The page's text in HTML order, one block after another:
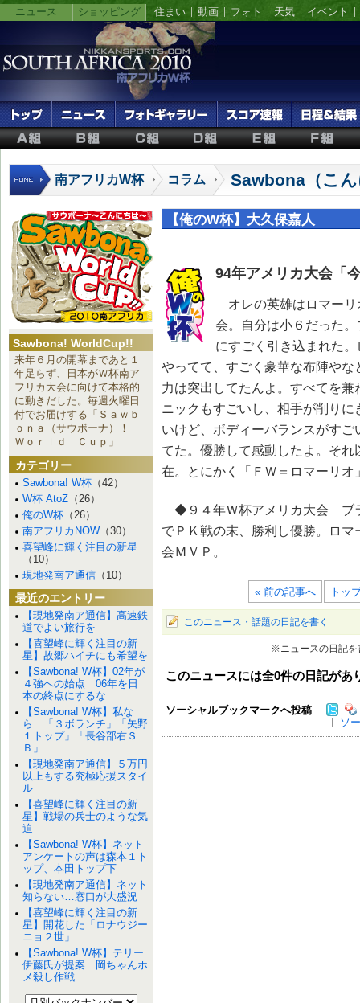
ニュース ショッピング 住まい 動画 フォト 天気 イベント
南アフリカW杯 コラム Sawbona（こ
【俺のW杯】大久保嘉人
94年アメリカ大会「
オレの英雄はロマーリ
会。自分は小６だった
にすごく引き込まれた
やってて、すごく豪華な布陣や
力は突出してたんよ。すべてを
ニックもすごいし、相手が削り
いけど、ボディーバランスがす
てた。優勝して感動したよ。そ
在。とにかく「ＦＷ＝ロマーリオ
◆９４年Ｗ杯アメリカ大会 ブ
でＰＫ戦の末、勝利し優勝。ロ
会ＭＶＰ。
« 前の記事へ トッ
このニュース・話題の日記を書く
※ニュースの日記を
このニュースには全0件の日記があ
ソーシャルブックマークへ投稿
ソ
Sawbona! WorldCup!!
来年６月の開幕まであと１
年足らず、日本がＷ杯南ア
フリカ大会に向けて本格的
に動きだした。毎週火曜日
付でお届けする「Ｓａｗｂ
ｏｎａ（サウボーナ）！
Ｗｏｒｌｄ Ｃｕｐ」
カテゴリー
Sawbona! W杯 （42）
W杯 AtoZ （26）
俺のW杯 （26）
南アフリカNOW （30）
喜望峰に輝く注目の新星
（10）
現地発南ア通信 （10）
最近のエントリー
【現地発南ア通信】高速鉄
道でよい旅行を
【喜望峰に輝く注目の新
星】故郷ハイチにも希望を
【Sawbona! W杯】02年が
４強への始点 06年を日
本の終点にするな
【Sawbona! W杯】私な
ら…「３ボランチ」「矢野
１トップ」「長谷部右Ｓ
Ｂ」
【現地発南ア通信】５万円
以上もする究極応援スタイ
ル
【喜望峰に輝く注目の新
星】戦場の兵士のような気
迫
【Sawbona! W杯】ネット
アンケートの声は森本１ト
ップ、本田トップ下
【現地発南ア通信】ネット
知らない…窓口が大盛況
【喜望峰に輝く注目の新
星】開花した「ロナウジー
ニョ２世」
【Sawbona! W杯】テリー
伊藤氏が提案 岡ちゃんホ
メ殺し作戦